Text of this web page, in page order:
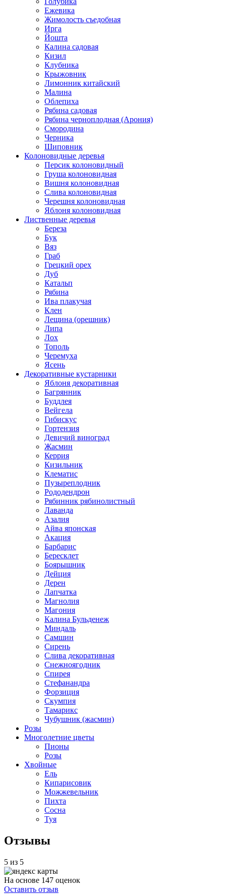
Ежевика
Жимолость съедобная
Ирга
Йошта
Калина садовая
Кизил
Клубника
Крыжовник
Лимонник китайский
Малина
Облепиха
Рябина садовая
Рябина черноплодная (Арония)
Смородина
Черника
Шиповник
Колоновидные деревья
Персик колоновидный
Груша колоновидная
Вишня колоновидная
Слива колоновидная
Черешня колоновидная
Яблоня колоновидная
Лиственные деревья
Береза
Бук
Вяз
Граб
Грецкий орех
Дуб
Катальп
Рябина
Ива плакучая
Клен
Лещина (орешник)
Липа
Лох
Тополь
Черемуха
Ясень
Декоративные кустарники
Яблоня декоративная
Багрянник
Буддлея
Вейгела
Гибискус
Гортензия
Девичий виноград
Жасмин
Керрия
Кизильник
Клематис
Пузыреплодник
Рододендрон
Рябинник рябинолистный
Лаванда
Азалия
Айва японская
Акация
Барбарис
Бересклет
Боярышник
Дейция
Дерен
Лапчатка
Магнолия
Магония
Калина Бульденеж
Миндаль
Самшин
Сирень
Слива декоративная
Снежноягодник
Спирея
Стефанандра
Форзиция
Скумпия
Тамарикс
Чубушник (жасмин)
Розы
Многолетние цветы
Пионы
Розы
Хвойные
Ель
Кипарисовик
Можжевельник
Пихта
Сосна
Туя
Отзывы
5 из 5
На основе 147 оценок
Оставить отзыв